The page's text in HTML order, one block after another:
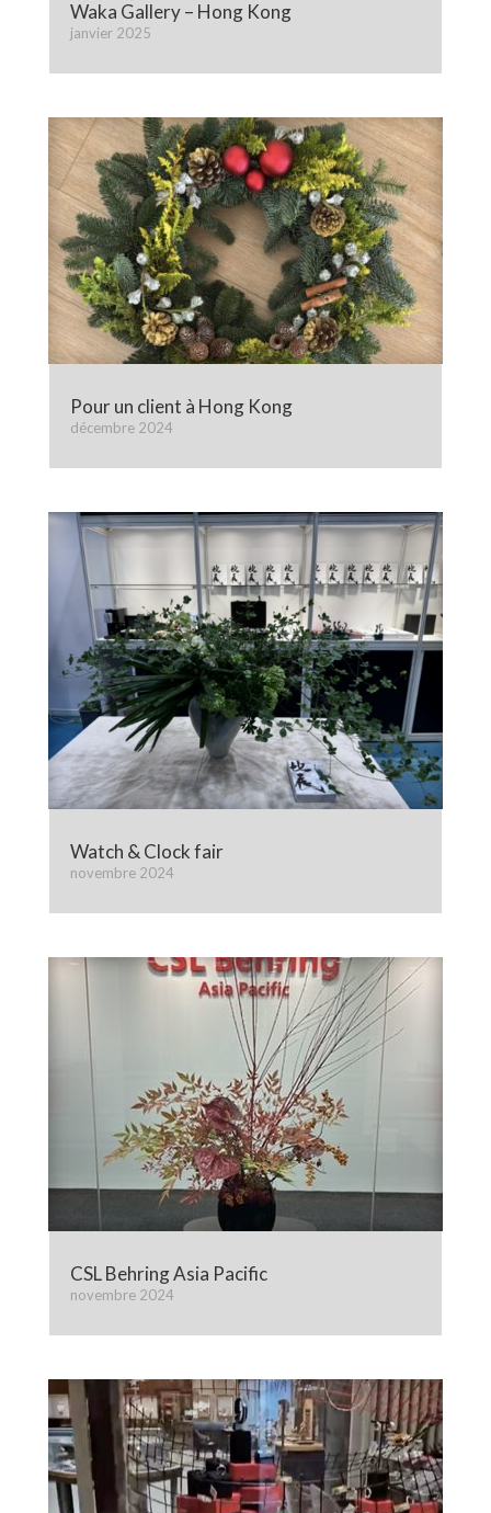
Waka Gallery – Hong Kong
janvier 2025
Pour un client à Hong Kong
décembre 2024
Watch & Clock fair
novembre 2024
CSL Behring Asia Pacific
novembre 2024